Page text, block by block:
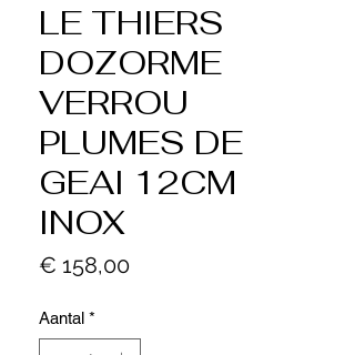
LE THIERS
DOZORME
VERROU
PLUMES DE
GEAI 12CM
INOX
€ 158,00Prijs
Aantal *